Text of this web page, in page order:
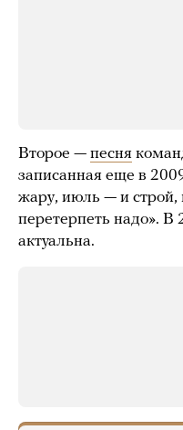
Второе — песня
записанная еще в
жару, июль — и строй,
перетерпеть надо». В
актуальна.